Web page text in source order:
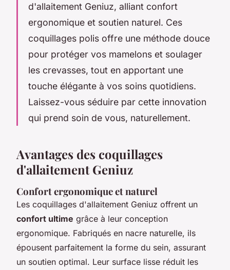
d'allaitement Geniuz, alliant confort
ergonomique et soutien naturel. Ces
coquillages polis offre une méthode douce
pour protéger vos mamelons et soulager
les crevasses, tout en apportant une
touche élégante à vos soins quotidiens.
Laissez-vous séduire par cette innovation
qui prend soin de vous, naturellement.
Avantages des coquillages
d'allaitement Geniuz
Confort ergonomique et naturel
Les coquillages d'allaitement Geniuz offrent un
confort ultime grâce à leur conception
ergonomique. Fabriqués en nacre naturelle, ils
épousent parfaitement la forme du sein, assurant
un soutien optimal. Leur surface lisse réduit les